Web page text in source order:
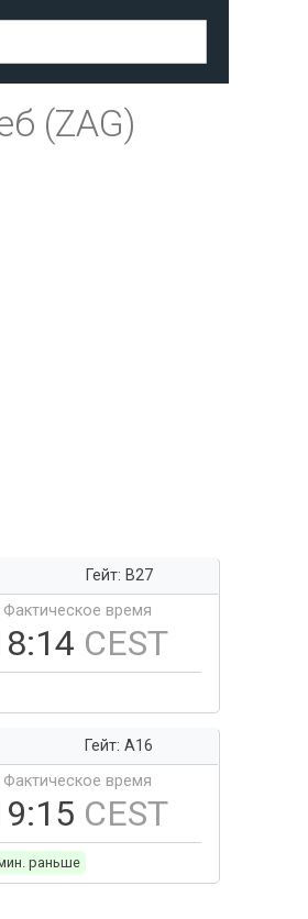
(ZAG)
Гейт: B27
Фактическое время
CEST
Гейт: A16
Фактическое время
CEST
раньше